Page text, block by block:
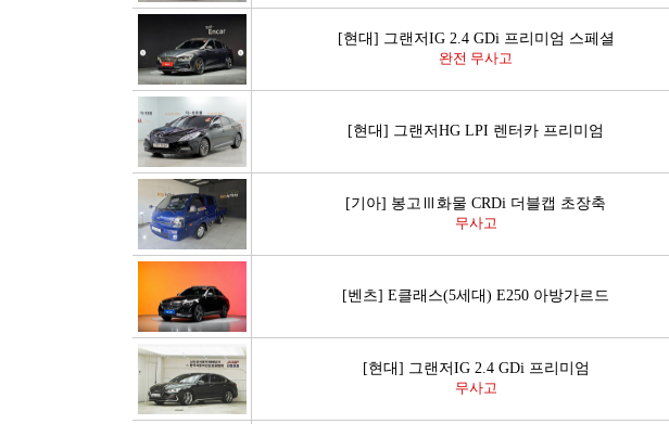
[현대] 그랜저IG 2.4 GDi 프리미엄 스페셜
완전 무사고
[현대] 그랜저HG LPI 렌터카 프리미엄
[기아] 봉고Ⅲ화물 CRDi 더블캡 초장축
무사고
[벤츠] E클래스(5세대) E250 아방가르드
[현대] 그랜저IG 2.4 GDi 프리미엄
무사고